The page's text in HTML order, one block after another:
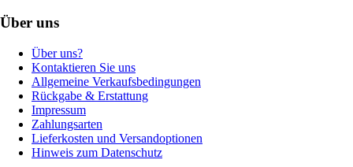
Über uns
Über uns?
Kontaktieren Sie uns
Allgemeine Verkaufsbedingungen
Rückgabe & Erstattung
Impressum
Zahlungsarten
Lieferkosten und Versandoptionen
Hinweis zum Datenschutz